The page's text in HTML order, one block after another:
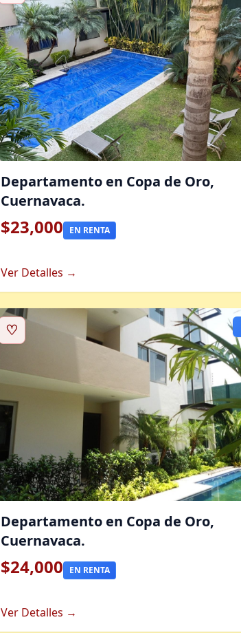
Departamento en Copa de Oro,
Cuernavaca.
$23,000 EN RENTA
Ver Detalles →
♡
Departamento en Copa de Oro,
Cuernavaca.
$24,000 EN RENTA
Ver Detalles →